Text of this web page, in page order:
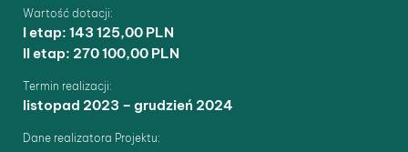
Wartość dotacji:
I etap: 143 125,00 PLN
II etap: 270 100,00 PLN
Termin realizacji:
listopad 2023 – grudzień 2024
Dane realizatora Projektu: